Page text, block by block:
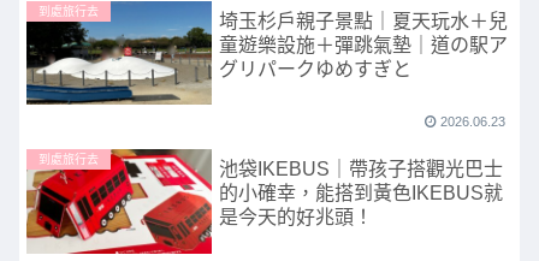
到處旅行去
埼玉杉戶親子景點｜夏天玩水＋兒
童遊樂設施＋彈跳氣墊｜道の駅ア
グリパークゆめすぎと
2026.06.23
到處旅行去
池袋IKEBUS｜帶孩子搭觀光巴士
的小確幸，能搭到黃色IKEBUS就
是今天的好兆頭！